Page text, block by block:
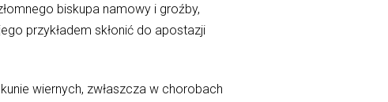
biskupa namowy i groźby,
przykładem skłonić do apostazji
wiernych, zwłaszcza w chorobach